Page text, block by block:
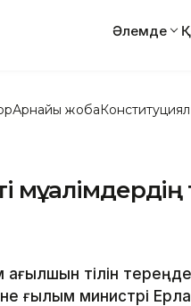
Әлемде
Арнайы жоба
мұғалімдердің
тілін
ғылым министрі